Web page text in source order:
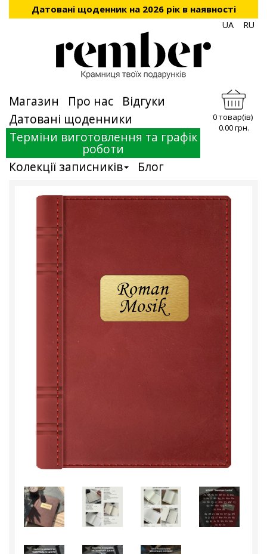
Датовані щоденник на 2026 рік в наявності
UA RU
Магазин Про нас
Відгуки
Датовані щоденники
Терміни виготовлення та графік
роботи
Колекції записників
Блог
0 товар(ів)
0.00 грн.